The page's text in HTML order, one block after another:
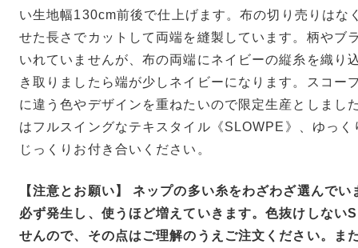
い生地幅130cm前後で仕上げます。布の切り売りはな
せた長さでカットして両端を縫製しています。柄やブ
いれていませんが、布の両端にネイビーの縦糸を織り
き取りましたら端が少しネイビーになります。スコー
に違う色やデザインを重ねたいので限定生産としまし
はフルスイングなテキスタイル《SLOWPE》、ゆっく
じっくりお付き合いください。
【注意とお願い】 ネップの多い糸をわざわざ選んで
必ず発生し、使うほど増えていきます。色抜けしない
せんので、その点はご理解のうえご注文ください。ま